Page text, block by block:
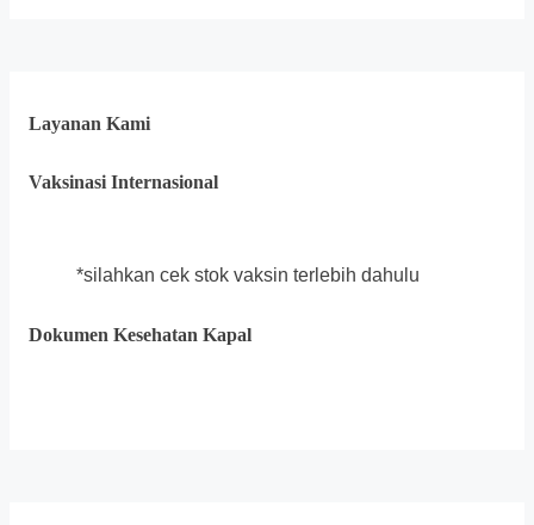
Layanan Kami
Vaksinasi Internasional
*silahkan cek stok vaksin terlebih dahulu
Dokumen Kesehatan Kapal